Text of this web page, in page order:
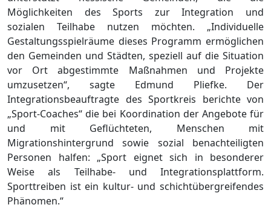
Möglichkeiten des Sports zur Integration und
sozialen Teilhabe nutzen möchten. „Individuelle
Gestaltungsspielräume dieses Programm ermöglichen
den Gemeinden und Städten, speziell auf die Situation
vor Ort abgestimmte Maßnahmen und Projekte
umzusetzen“, sagte Edmund Pliefke. Der
Integrationsbeauftragte des Sportkreis berichte von
„Sport-Coaches“ die bei Koordination der Angebote für
und mit Geflüchteten, Menschen mit
Migrationshintergrund sowie sozial benachteiligten
Personen halfen: „Sport eignet sich in besonderer
Weise als Teilhabe- und Integrationsplattform.
Sporttreiben ist ein kultur- und schichtübergreifendes
Phänomen.“